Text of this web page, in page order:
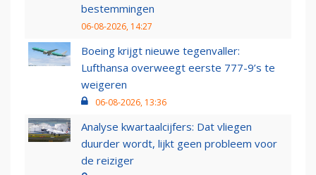
bestemmingen
06-08-2026, 14:27
Boeing krijgt nieuwe tegenvaller:
Lufthansa overweegt eerste 777-9’s te
weigeren
06-08-2026, 13:36
Analyse kwartaalcijfers: Dat vliegen
duurder wordt, lijkt geen probleem voor
de reiziger